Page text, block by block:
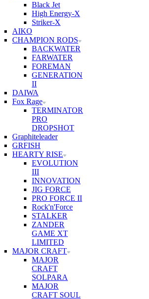
Black Jet
High Energy-X
Striker-X
AIKO
CHAMPION RODS
BACKWATER
FARWATER
FOREMAN
GENERATION
II
DAIWA
Fox Rage
TERMINATOR
PRO
DROPSHOT
Graphiteleader
GRFISH
HEARTY RISE
EVOLUTION
III
INNOVATION
JIG FORCE
PRO FORCE II
Rock'n'Force
STALKER
ZANDER
GAME XT
LIMITED
MAJOR CRAFT
MAJOR
CRAFT
SOLPARA
MAJOR
CRAFT SOUL